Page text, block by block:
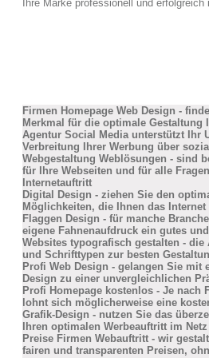
Ihre Marke professionell und
Firmen Homepage Web Design -
Merkmal für die optimale Gestaltung
Agentur Social Media unterstützt Ihr
Verbreitung Ihrer Werbung über
Webgestaltung Weblösungen - sind
für Ihre Webseiten und für alle
Internetauftritt
Digital Design - ziehen Sie den
Möglichkeiten, die Ihnen das Internet
Flaggen Design - für manche
eigene Fahnenaufdruck ein gutes
Websites typografisch gestalten -
und Schrifttypen zur besten
Profi Web Design - gelangen Sie mit
Design zu einer unvergleichlichen
Profi Homepage kostenlos - Je nach
lohnt sich möglicherweise eine
Grafik-Design - nutzen Sie das
Ihren optimalen Werbeauftritt im
Preise Firmen Webauftritt - wir
fairen und transparenten Preisen,